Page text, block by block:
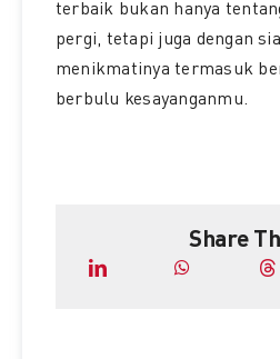
terbaik bukan hanya
pergi, tetapi juga dengan
menikmatinya termasuk
berbulu kesayanganmu.
Share